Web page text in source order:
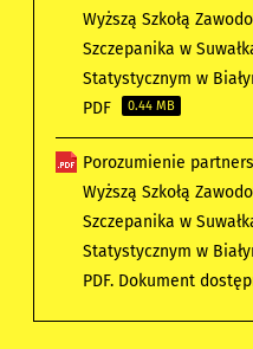
Wyższą Szkołą
Szczepanika w
Statystycznym w
PDF
0.44 MB
Porozumienie
Wyższą Szkołą
Szczepanika w
Statystycznym w
PDF. Dokument